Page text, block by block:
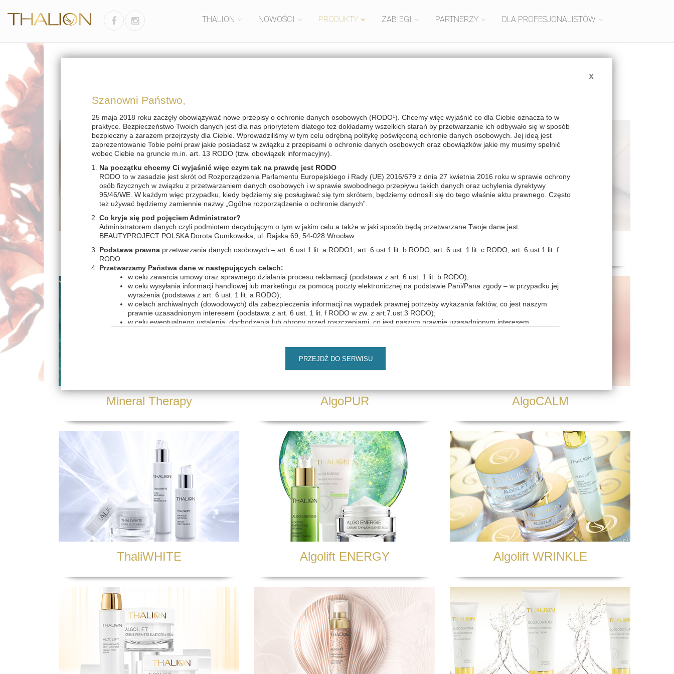
Szanowni Państwo,
25 maja 2018 roku zaczęły obowiązywać nowe przepisy o ochronie danych osobowych (RODO¹). Chcemy więc wyjaśnić co dla Ciebie oznacza to w
praktyce. Bezpieczeństwo Twoich danych jest dla nas priorytetem dlatego też dokładamy wszelkich starań by przetwarzanie ich odbywało się w sposób
bezpieczny a zarazem przejrzysty dla Ciebie. Wprowadziliśmy w tym celu odrębną politykę poświęconą ochronie danych osobowych. Jej ideą jest
zaprezentowanie Tobie pełni praw jakie posiadasz w związku z przepisami o ochronie danych osobowych oraz obowiązków jakie my musimy spełnić
wobec Ciebie na gruncie m.in. art. 13 RODO (tzw. obowiązek informacyjny).
Na początku chcemy Ci wyjaśnić więc czym tak na prawdę jest RODO
RODO to w zasadzie jest skrót od Rozporządzenia Parlamentu Europejskiego i Rady (UE) 2016/679 z dnia 27 kwietnia 2016 roku w sprawie ochrony
osób fizycznych w związku z przetwarzaniem danych osobowych i w sprawie swobodnego przepływu takich danych oraz uchylenia dyrektywy
95/46/WE. W każdym więc przypadku, kiedy będziemy się posługiwać się tym skrótem, będziemy odnosili się do tego właśnie aktu prawnego. Często
też używać będziemy zamiennie nazwy „Ogólne rozporządzenie o ochronie danych”.
Co kryje się pod pojęciem Administrator?
Administratorem danych czyli podmiotem decydującym o tym w jakim celu a także w jaki sposób będą przetwarzane Twoje dane jest:
BEAUTYPROJECT POLSKA Dorota Gumkowska, ul. Rajska 69, 54-028 Wrocław.
Podstawa prawna przetwarzania danych osobowych – art. 6 ust 1 lit. a RODO1, art. 6 ust 1 lit. b RODO, art. 6 ust. 1 lit. c RODO, art. 6 ust 1 lit. f
RODO.
Przetwarzamy Państwa dane w następujących celach:
w celu zawarcia umowy oraz sprawnego działania procesu reklamacji (podstawa z art. 6 ust. 1 lit. b RODO);
w celu wysyłania informacji handlowej lub marketingu za pomocą poczty elektronicznej na podstawie Pani/Pana zgody – w przypadku jej
wyrażenia (podstawa z art. 6 ust. 1 lit. a RODO);
w celach archiwalnych (dowodowych) dla zabezpieczenia informacji na wypadek prawnej potrzeby wykazania faktów, co jest naszym
prawnie uzasadnionym interesem (podstawa z art. 6 ust. 1 lit. f RODO w zw. z art.7.ust.3 RODO);
w celu ewentualnego ustalenia, dochodzenia lub obrony przed roszczeniami, co jest naszym prawnie uzasadnionym interesem
w celu oferowania Pani/Pana przez nas produktów i usług bezpośrednio (marketing bezpośredni, co jest naszym prawnie uzasadnionym
Dbamy o poufność Twoich danych. Będziemy mogli je udostępnić również podmiotom z którymi zawarliśmy umowę powierzenia na gruncie art. 28
RODO. W szczególności może tu dojść do powierzenia danych dostawcom rozwiązań technologicznych (dostawcy usług teleinformatycznych),
szczegółowe informacje nt. zakresów świadczenia usług przez podmioty przetwarzające dane, zawsze możesz skontaktować się w tym celu z
Inspektorem ochrony danych bądź innym pracownikiem Administratora. Będziemy także mogli udostępnić Twoje dane osobowe innym podmiotom
współpracującym z nami w celu zapewniania ciągłości działań zwłaszcza w przypadku organizowania dodatkowych imprez, zajęć bądź innego
rodzaju usług, których świadczenie nie odbywa się w sposób ciągły ale także podmiotom ubezpieczeniowym, bankom czy serwisom płatności
elektronicznej. Będziemy także mogli udostępnić Twoje dane podmiotom działającym w sferze obsługi prawnej oraz windykacyjnej tj. kancelarie
prawne, firmy windykacyjne itp., kiedy będziemy zmuszeni do dochodzenia swoich roszczeń.
Państwa dane osobowe nie będą przekazywane do państwa trzeciego.
Okres retencji czyli jak długo będziemy przetwarzać Twoje dane osobowe?
Będziemy przetwarzać Twoje dane nie dłużej niż to konieczne. Na potrzeby rachunkowości oraz ze względów podatkowych, będziemy je
przetwarzać tak długo jak będziemy do tego zobligowani przepisem prawa. Na gruncie obecnych przepisów jest to okres 5 lat liczonych od końca
roku kalendarzowego, w którym powstał obowiązek podatkowy
- jeżeli dane osobowe będą przetwarzane przez nas w celu dochodzenia roszczeń (w tym w postępowaniach windykacyjnych) będziemy je mogli
przetwarzać w tym celu przez okres przedawnienia roszczeń zgodnie z przepisami kodeksu cywilnego
wypadkach kiedy o tą zgodę poprosimy, wówczas będziemy je przetwarzać do czasu odwołania zgody.
- po zrealizowaniu celu pierwotnego dla którego zostały zebrane (np. realizacja umowy) (przetwarzanie jest niezbędne do wykonania umowy), będą
przed roszczeniami kierowanymi wobec nas, na podstawie powszechnie obowiązujących przepisów prawa, z uwzględnieniem okresów
Przysługują Pani/ Panu następujące prawa:
prawo dostępu do treści swoich danych osobowych oraz otrzymania ich kopii;
prawo do sprostowania (poprawienia) swoich danych;
prawo do usunięcia danych - jeżeli Pani/Pana zdaniem nie ma podstaw do tego, abyśmy przetwarzali te dane, może Pani/ Pan zażądać
abyśmy je usunęli;
prawo do ograniczenia przetwarzania danych - może Pani/Pan żądać, abyśmy ograniczyli przetwarzanie Pani/Pana danych osobowych
wyłącznie do ich przechowywania lub wykonywania uzgodnionych z Panią/Panem działań, jeżeli Pani/Pana zdaniem mamy
nieprawidłowe dane na Pani/Pana temat lub przetwarzamy je bezpodstawnie; lub nie chce Pani/Pan, żebyśmy je usunęli, bo są
X
PRZEJDŹ DO SERWISU
THALION NOWOŚCI PRODUKTY ZABIEGI PARTNERZY DLA PROFESJONALISTÓW
EssentialBEAUTY ThaliSOURCE Thalasso Beauty
Mineral Therapy AlgoPUR AlgoCALM
ThaliWHITE Algolift ENERGY Algolift WRINKLE